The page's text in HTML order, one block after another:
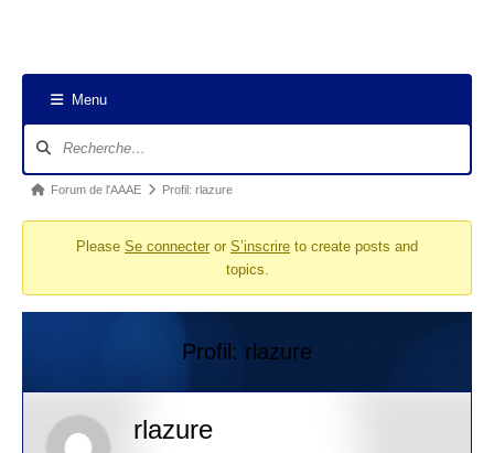
Menu
forum
Fil Forum de l'AAAE Profil: rlazure
Please Se connecter or S’inscrire to create posts and
topics.
Profil: rlazure
rlazure